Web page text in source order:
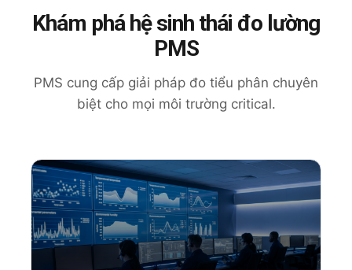
Khám phá hệ sinh thái đo lường
PMS
PMS cung cấp giải pháp đo tiểu phân chuyên
biệt cho mọi môi trường critical.